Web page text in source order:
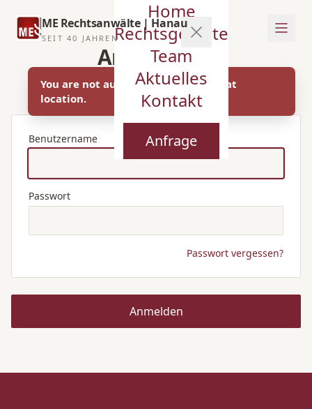
ME Rechtsanwälte | Hanau
SEIT 40 JAHREN
Home
Rechtsgebiete
Team
Aktuelles
Kontakt
Anfrage
You are not authorized to access that
location.
Anmeldung
Melden Sie sich im Kanzlei-System an.
Benutzername
Passwort
Passwort vergessen?
Anmelden